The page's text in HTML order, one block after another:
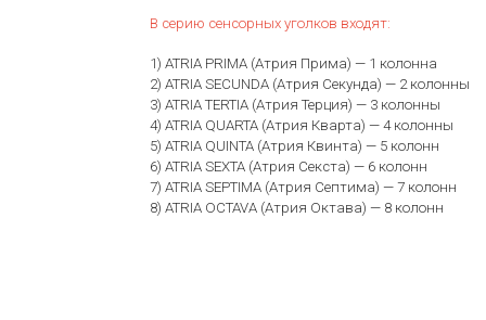
В серию сенсорных уголков входят:
1) ATRIA PRIMA (Атрия Прима) — 1 колонна
2) ATRIA SECUNDA (Атрия Секунда) — 2 колонны
3) ATRIA TERTIA (Атрия Терция) — 3 колонны
4) ATRIA QUARTA (Атрия Кварта) — 4 колонны
5) ATRIA QUINTA (Атрия Квинта) — 5 колонн
6) ATRIA SEXTA (Атрия Секста) — 6 колонн
7) ATRIA SEPTIMA (Атрия Септима) — 7 колонн
8) ATRIA OCTAVA (Атрия Октава) — 8 колонн